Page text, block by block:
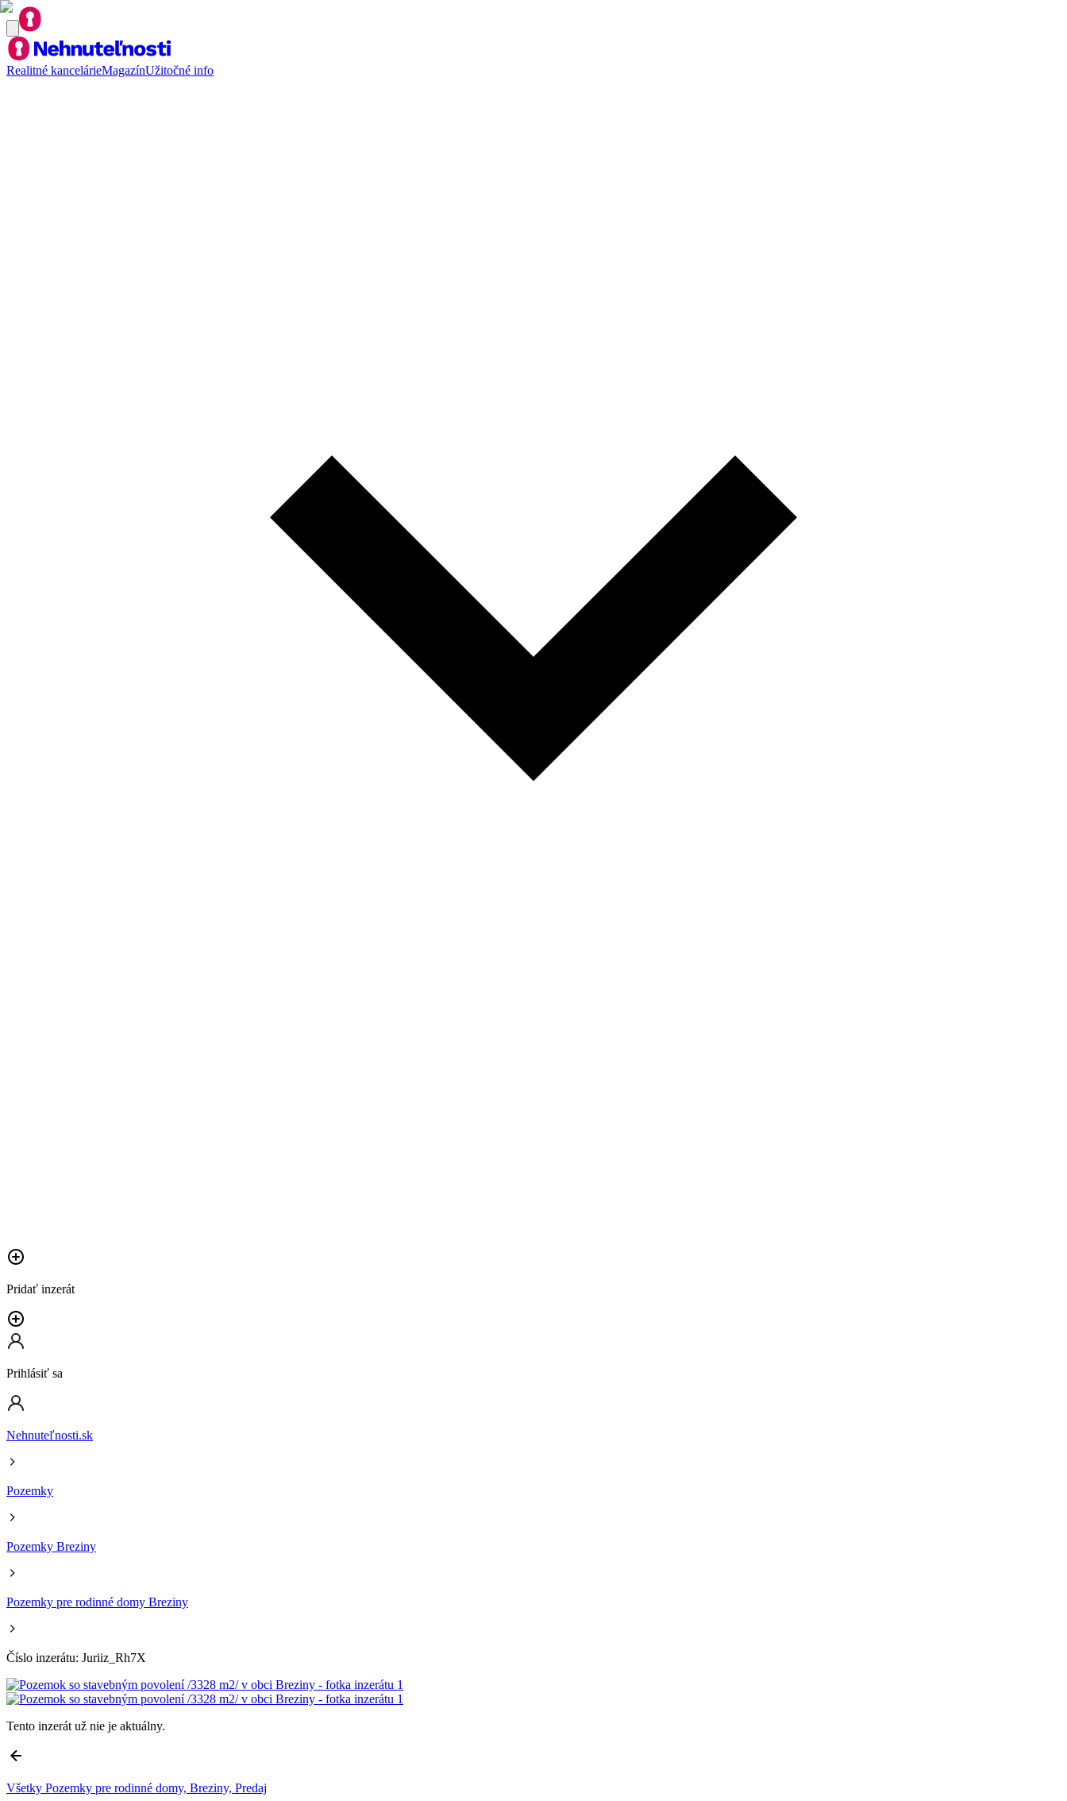
Realitné kancelárieMagazínUžitočné info
Pridať inzerát
Prihlásiť sa
Nehnuteľnosti.sk
Pozemky
Pozemky Breziny
Pozemky pre rodinné domy Breziny
Číslo inzerátu: Juriiz_Rh7X
Tento inzerát už nie je aktuálny.
Všetky Pozemky pre rodinné domy, Breziny, Predaj